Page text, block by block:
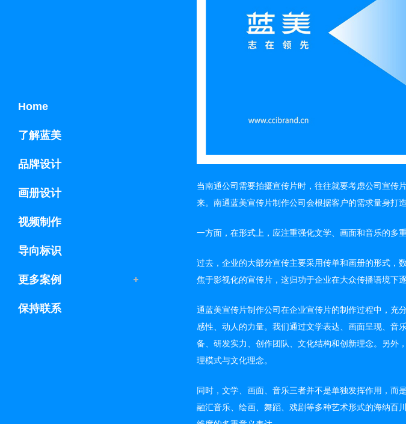
Home
了解蓝美
品牌设计
画册设计
视频制作
导向标识
更多案例
保持联系
当南通公司需要拍摄宣传片时，往往就要考虑公司宣传
来。南通蓝美宣传片制作公司会根据客户的需求量身打
一方面，在形式上，应注重强化文学、画面和音乐的多重
过去，企业的大部分宣传主要采用传单和画册的形式，
焦于影视化的宣传片，这归功于企业在大众传播语境下
通蓝美宣传片制作公司在企业宣传片的制作过程中，充
感性、动人的力量。我们通过文学表达、画面呈现、音
备、研发实力、创作团队、文化结构和创新理念。另外
理模式与文化理念。
同时，文学、画面、音乐三者并不是单独发挥作用，
融汇音乐、绘画、舞蹈、戏剧等多种艺术形式的海纳百